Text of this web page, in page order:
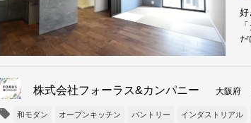
好
株式会社フォーラス&カンパニー 大阪府
和モダン オープンキッチン パントリー インダストリアル